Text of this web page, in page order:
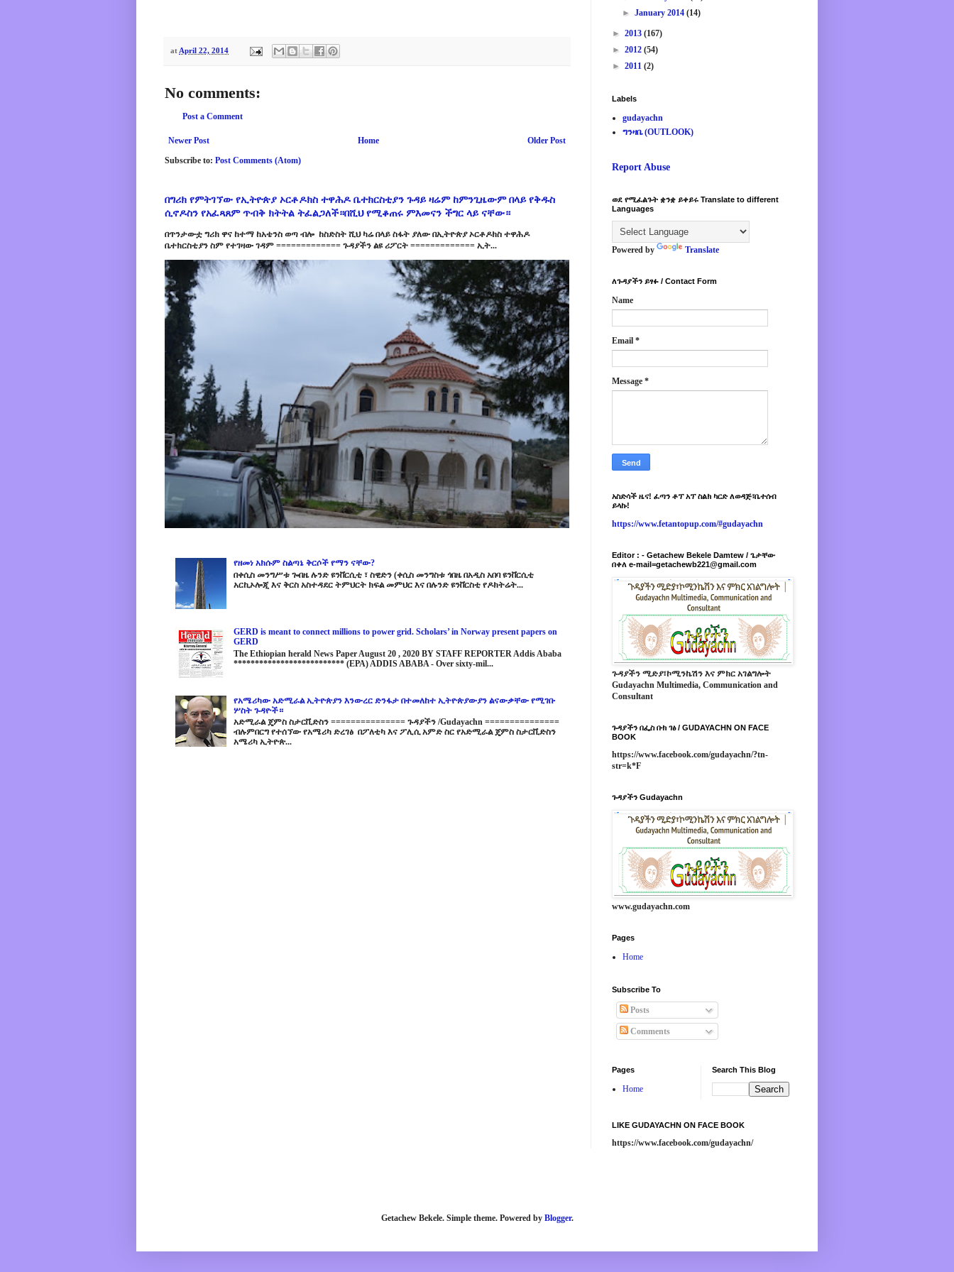
at April 22, 2014
No comments:
Post a Comment
Newer Post Older Post
Home
Subscribe to: Post Comments (Atom)
በግሪክ የምትገኘው የኢትዮጵያ ኦርቶዶክስ ተዋሕዶ ቤተክርስቲያን ጉዳይ ዛሬም ከምንጊዜውም በላይ የቅዱስ
ሲኖዶስን የአፈጻጸም ጥብቅ ክትትል ትፈልጋለች።በሺህ የሚቆጠሩ ምእመናን ችግር ላይ ናቸው።
በጥንታውቷ ግሪክ ዋና ከተማ ከአቴንስ ወጣ ብሎ ከስድስት ሺህ ካሬ በላይ ስፋት ያለው በኢትዮጵያ ኦርቶዶክስ ተዋሕዶ
ቤተክርስቲያን ስም የተገዛው ገዳም ============= ጉዳያችን ልዩ ሪፖርት ============= ኢት...
የዘመነ አክሱም ስልጣኔ ቅርሶች የማን ናቸው?
በቀሲስ መንግሥቱ ጐበዜ ሉንድ ዩንቨርሲቲ ፣ ስዊድን (ቀሲስ መንግስቱ ጎበዜ በአዲስ አበባ ዩንቨርሲቲ
አርኪኦሎጂ እና ቅርስ አስተዳደር ትምህርት ክፍል መምህር እና በሉንድ ዩንቨርስቲ የዶክትሬት...
GERD is meant to connect millions to power grid. Scholars’ in Norway present papers on
GERD
The Ethiopian herald News Paper August 20 , 2020 BY STAFF REPORTER Addis Ababa
************************** (EPA) ADDIS ABABA - Over sixty-mil...
የአሜሪካው አድሚራል ኢትዮጵያን እንውረር ድንፋታ በተመለከተ ኢትዮጵያውያን ልናውቃቸው የሚገቡ
ሦስት ጉዳዮች።
አድሚራል ጄምስ ስታርቪድስን =============== ጉዳያችን /Gudayachn ===============
ብሉምበርግ የተሰኘው የአሜሪካ ድረገፅ በፖለቲካ እና ፖሊሲ አምድ ስር የአድሚራል ጄምስ ስታርቪድስን
አሜሪካ ኢትዮጵ...
►January 2014(14)
► 2013 (167)
► 2012 (54)
► 2011 (2)
Labels
gudayachn
ግንዛቤ (OUTLOOK)
Report Abuse
ወደ የሚፈልጉት ቋንቋ ይቀይሩ Translate to different
Languages
Powered by Translate
ለጉዳያችን ይፃፉ / Contact Form
Name
Email *
Message *
አስድሳች ዜና! ፈጣን ቶፕ አፕ ስልክ ካርድ ለወዳጅ፣ቤተሰብ
ይላኩ!
https://www.fetantopup.com/#gudayachn
Editor : - Getachew Bekele Damtew / ጌታቸው
በቀለ e-mail=getachewb221@gmail.com
ጉዳያችን ሚድያ፣ኮሚንኬሽን እና ምክር አገልግሎት
Gudayachn Multimedia, Communication and
Consultant
ጉዳያችን በፌስ ቡክ ገፅ / GUDAYACHN ON FACE
BOOK
https://www.facebook.com/gudayachn/?tn-
str=k*F
ጉዳያችን Gudayachn
www.gudayachn.com
Pages
Home
Subscribe To
Posts
Comments
Pages
Home
Search This Blog
LIKE GUDAYACHN ON FACE BOOK
https://www.facebook.com/gudayachn/
Getachew Bekele. Simple theme. Powered by Blogger.